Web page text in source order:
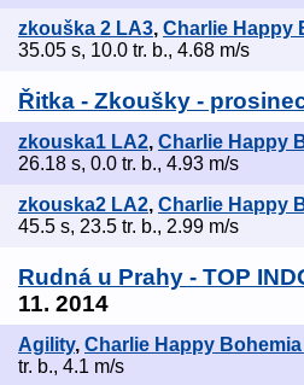
zkouška 2 LA3, Charlie Happy
35.05 s, 10.0 tr. b., 4.68 m/s
Řitka - Zkoušky -
zkouska1 LA2, Charlie Happy
26.18 s, 0.0 tr. b., 4.93 m/s
zkouska2 LA2, Charlie Happy
45.5 s, 23.5 tr. b., 2.99 m/s
Rudná u Prahy - TOP
11. 2014
Agility, Charlie Happy
tr. b., 4.1 m/s